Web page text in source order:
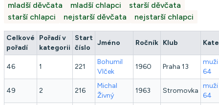
mladší děvčata
mladší chlapci
starší děvčata
starší chlapci
nejstarší děvčata nejstarší chlapci
Celkové
pořadí
Pořadí v
kategorii
Start
číslo
Jméno Ročník Klub
46 1 221
Bohumil
Vlček
1960 Praha 13
64
49 2 216
Michal
Živný
1963 Stromovka
64